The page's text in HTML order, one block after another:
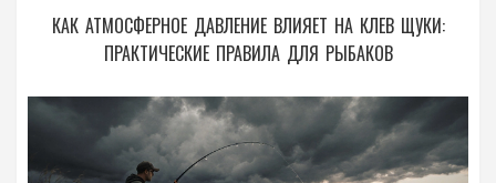
КАК АТМОСФЕРНОЕ ДАВЛЕНИЕ ВЛИЯЕТ НА КЛЕВ ЩУКИ:
ПРАКТИЧЕСКИЕ ПРАВИЛА ДЛЯ РЫБАКОВ